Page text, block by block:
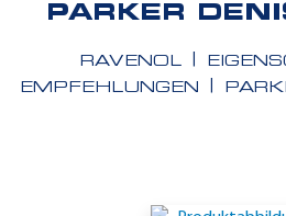
PARKER
RAVENOL
EMPFEHLUNGEN